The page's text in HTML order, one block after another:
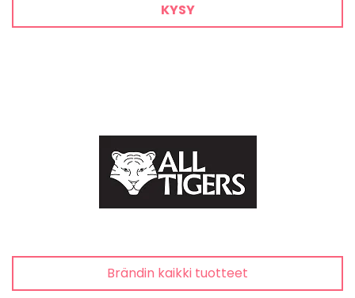
KYSY
Brändin kaikki tuotteet